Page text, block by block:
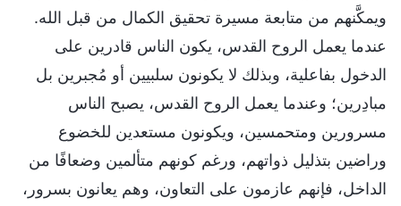
ويمكَّنهم من متابعة مسيرة تحقيق الكمال من قبل الله.
عندما يعمل الروح القدس، يكون الناس قادرين على
الدخول بفاعلية، وبذلك لا يكونون سلبيين أو مُجبرين بل
مبادِرين؛ وعندما يعمل الروح القدس، يصبح الناس
مسرورين ومتحمسين، ويكونون مستعدين للخضوع
وراضين بتذليل ذواتهم، ورغم كونهم متألمين وضعافًا من
الداخل، فإنهم عازمون على التعاون، وهم يعانون بسرور،